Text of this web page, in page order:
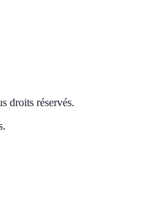
droits réservés.